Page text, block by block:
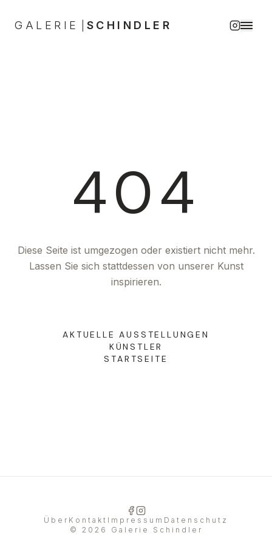
GALERIE SCHINDLER
404
Diese Seite ist umgezogen oder existiert nicht mehr.
Lassen Sie sich stattdessen von unserer Kunst
inspirieren.
AKTUELLE AUSSTELLUNGEN
KÜNSTLER
STARTSEITE
Über Kontakt Impressum Datenschutz
© 2026 Galerie Schindler